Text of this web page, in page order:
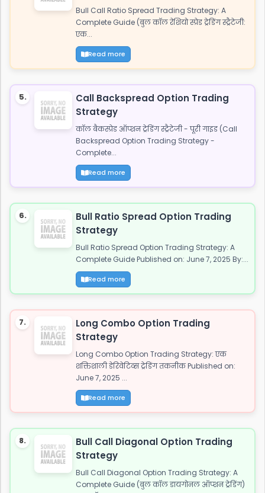
Bull Call Ratio Spread Trading Strategy: A
Complete Guide (बुल कॉल रेशियो स्प्रेड ट्रेडिंग स्ट्रैटेजी:
एक...
Read more
5.
Call Backspread Option Trading
Strategy
कॉल बैकस्प्रेड ऑप्शन ट्रेडिंग स्ट्रैटेजी - पूरी गाइड (Call
Backspread Option Trading Strategy -
Complete...
Read more
6.
Bull Ratio Spread Option Trading
Strategy
Bull Ratio Spread Option Trading Strategy: A
Complete Guide Published on: June 7, 2025 By:...
Read more
7.
Long Combo Option Trading
Strategy
Long Combo Option Trading Strategy: एक
शक्तिशाली डेरिवेटिव्स ट्रेडिंग तकनीक Published on:
June 7, 2025 ...
Read more
8.
Bull Call Diagonal Option Trading
Strategy
Bull Call Diagonal Option Trading Strategy: A
Complete Guide (बुल कॉल डायगोनल ऑप्शन ट्रेडिंग)